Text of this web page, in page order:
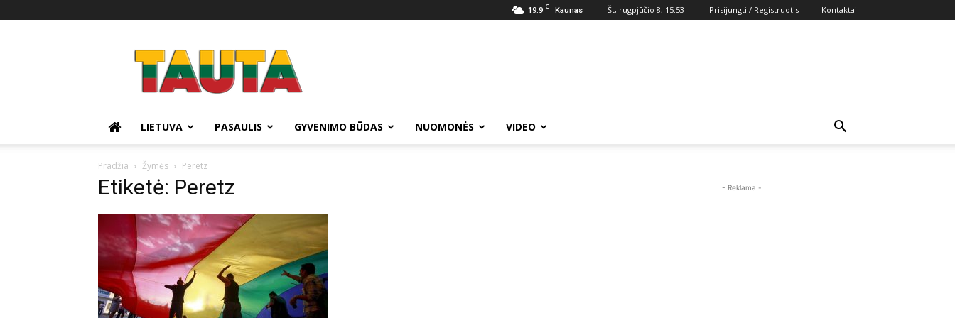
19.9 C Kaunas Št, rugpjūčio 8, 15:53 Prisijungti / Registruotis Kontaktai
Tauta.lt
LIETUVA PASAULIS GYVENIMO BŪDAS NUOMONĖS VIDEO
Pradžia Žymės Peretz
Etiketė: Peretz - Reklama -